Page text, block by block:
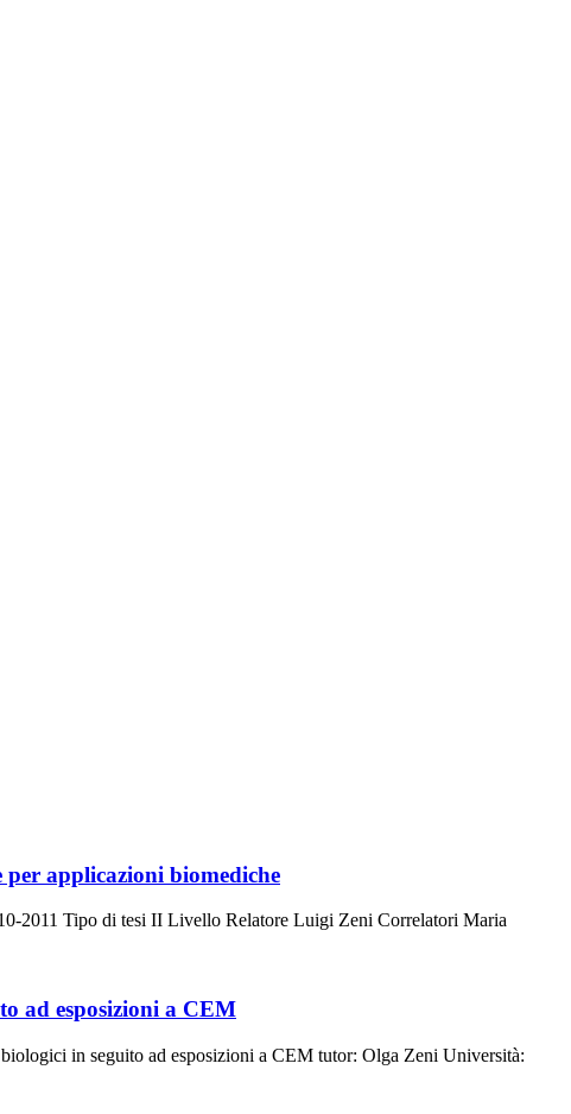
applicazioni biomediche
2011 Tipo di tesi II Livello Relatore Luigi Zeni Correlatori Maria
ad esposizioni a CEM
in seguito ad esposizioni a CEM tutor: Olga Zeni Università: